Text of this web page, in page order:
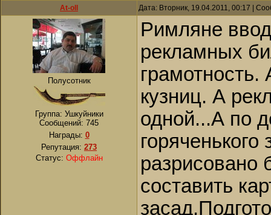
At-oll Дата: Вторник, 19.04.2011, 00:17 |
Полусотник
Группа: Ушкуйники
Сообщений: 745
Награды: 0
Репутация: 273
Статус: Оффлайн
Римляне
рекламных
кузниц. А
одной...А по
разрисовано
составить